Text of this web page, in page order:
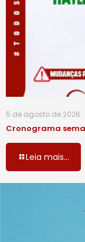
5 de agosto de 2026
Cronograma
Leia mais...